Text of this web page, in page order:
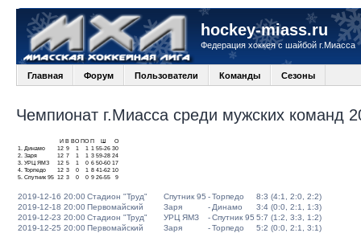
hockey-miass.ru
Федерация хоккея с шайбой г.Миасса
Главная Форум Пользователи Команды Сезоны
Чемпионат г.Миасса среди мужских команд
И В ВО ПО П
О
1.
Динамо 12 9 1 1 1 55-26 30
2. Заря 12 7 1 1 3 59-28 24
3. УРЦ ЯМЗ 12 5 1 0 6 50-60 17
4. Торпедо 12 3 0 1 8 41-62 10
5. Спутник 95 12 3 0 0 9 26-55 9
2019-12-16 20:00Стадион "Труд" Спутник 95 -Торпедо
8:3 (4:1, 2:0, 2:2)
2019-12-18 20:00Первомайский Заря - Динамо
3:4 (0:0, 2:1, 1:3)
2019-12-23 20:00Стадион "Труд" УРЦ ЯМЗ -Спутник 95 5:7 (1:2, 3:3, 1:2)
2019-12-25 20:00Первомайский Заря -Торпедо
5:2 (0:0, 2:1, 3:1)